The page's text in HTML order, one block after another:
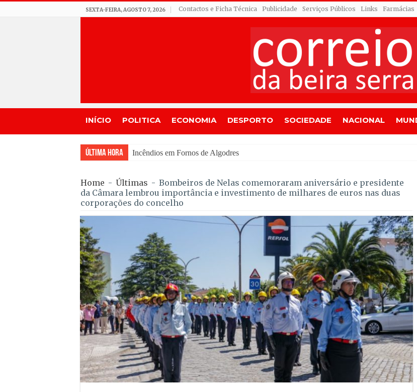
SEXTA-FEIRA, AGOSTO 7, 2026 Contactos e Ficha Técnica Publicidade Serviços Públicos Links Farmácias
INÍCIO POLITICA ECONOMIA DESPORTO SOCIEDADE NACIONAL
Última Hora Incêndios em Fornos de Algodres entram em fase de resolução
Home - Últimas - Bombeiros de Nelas comemoraram aniversário e presidente
da Câmara lembrou importância e investimento de milhares de euros nas duas
corporações do concelho